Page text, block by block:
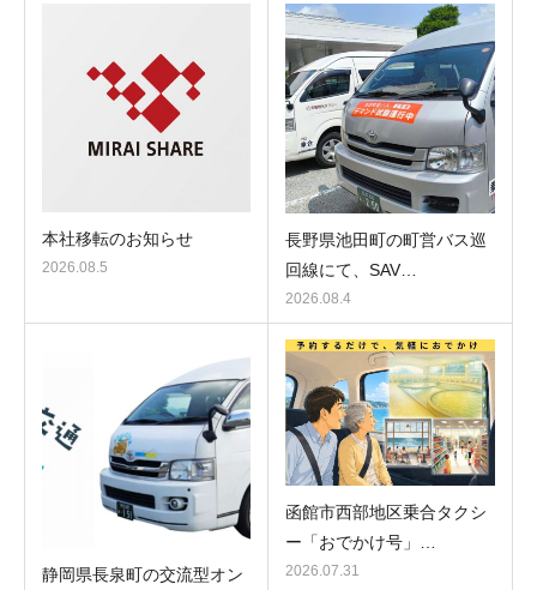
本社移転のお知らせ
2026.08.5
長野県池田町の町営バス巡
回線にて、SAV…
2026.08.4
静岡県長泉町の交流型オン
函館市西部地区乗合タクシ
ー「おでかけ号」…
2026.07.31